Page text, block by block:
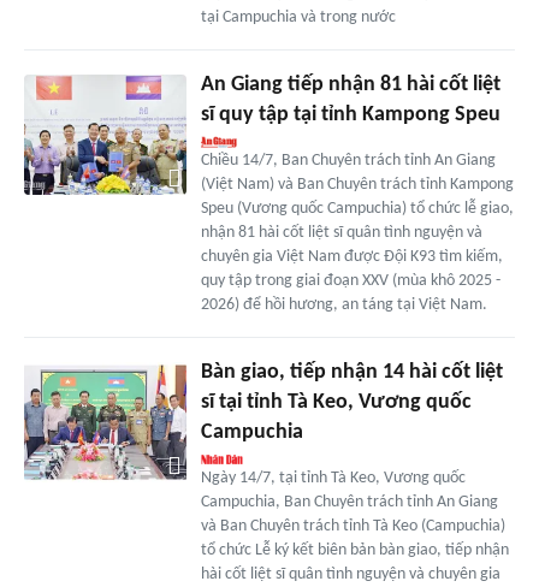
tại Campuchia và trong nước
An Giang tiếp nhận 81 hài cốt liệt
sĩ quy tập tại tỉnh Kampong Speu
Chiều 14/7, Ban Chuyên trách tỉnh An Giang
(Việt Nam) và Ban Chuyên trách tỉnh Kampong
Speu (Vương quốc Campuchia) tổ chức lễ giao,
nhận 81 hài cốt liệt sĩ quân tình nguyện và
chuyên gia Việt Nam được Đội K93 tìm kiếm,
quy tập trong giai đoạn XXV (mùa khô 2025 -
2026) để hồi hương, an táng tại Việt Nam.
Bàn giao, tiếp nhận 14 hài cốt liệt
sĩ tại tỉnh Tà Keo, Vương quốc
Campuchia
Ngày 14/7, tại tỉnh Tà Keo, Vương quốc
Campuchia, Ban Chuyên trách tỉnh An Giang
và Ban Chuyên trách tỉnh Tà Keo (Campuchia)
tổ chức Lễ ký kết biên bản bàn giao, tiếp nhận
hài cốt liệt sĩ quân tình nguyện và chuyên gia